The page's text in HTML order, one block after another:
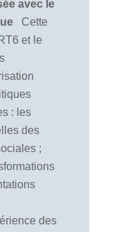
avec le
Cette
et le
: les
des
;
des